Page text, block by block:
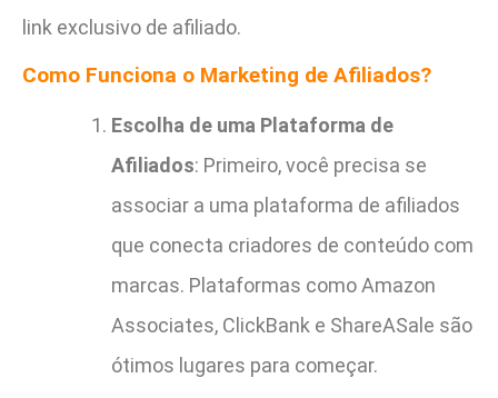
link exclusivo de afiliado.
Como Funciona o Marketing de Afiliados?
Escolha de uma Plataforma de
Afiliados: Primeiro, você precisa se
associar a uma plataforma de afiliados
que conecta criadores de conteúdo com
marcas. Plataformas como Amazon
Associates, ClickBank e ShareASale são
ótimos lugares para começar.